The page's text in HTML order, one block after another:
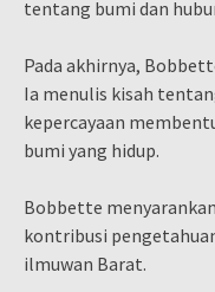
tentang bumi dan
Pada akhirnya,
Ia menulis kisah
kepercayaan
bumi yang hidup.
Bobbette
kontribusi
ilmuwan Barat.